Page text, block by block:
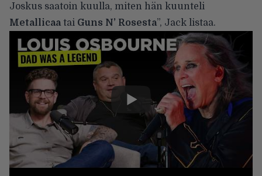
Joskus saatoin kuulla, miten hän kuunteli
Metallicaatai Guns N’ Rosesta”, Jack listaa.